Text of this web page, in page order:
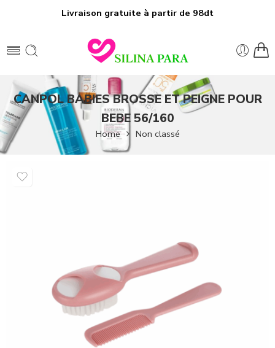
Livraison gratuite à partir de 98dt
CANPOL BABIES BROSSE ET PEIGNE POUR
BEBE 56/160
Home Non classé